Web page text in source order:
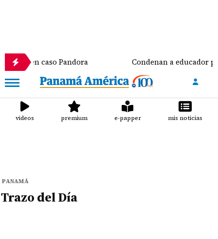
en caso Pandora Condenan a educador
videos premium e-papper mis noticias
PANAMÁ
Trazo del Día